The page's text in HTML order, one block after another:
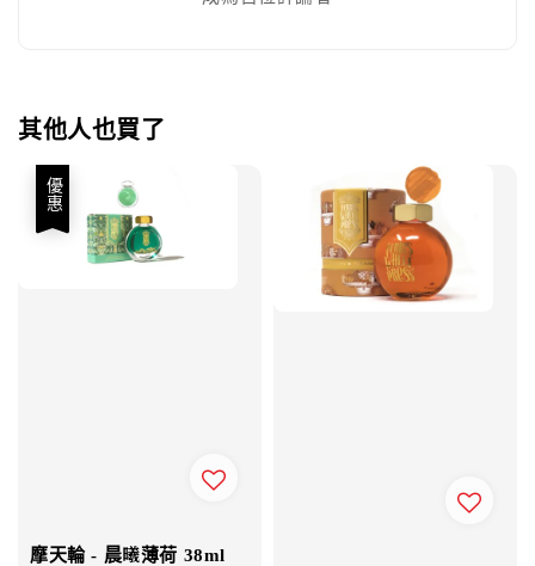
其他人也買了
優惠
摩天輪 - 晨曦薄荷 38ml